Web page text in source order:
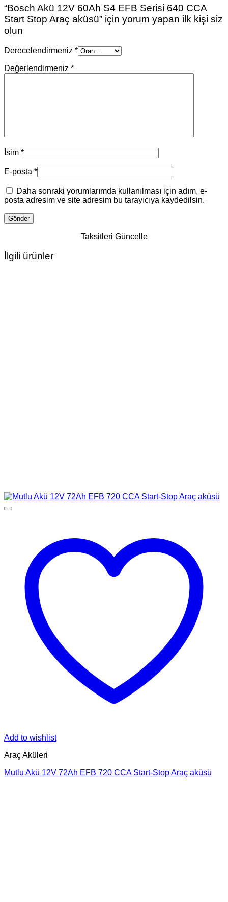
“Bosch Akü 12V 60Ah S4 EFB Serisi 640 CCA
Start Stop Araç aküsü” için yorum yapan ilk kişi siz
olun
Derecelendirmeniz *
Değerlendirmeniz *
İsim *
E-posta *
Daha sonraki yorumlarımda kullanılması için adım, e-
posta adresim ve site adresim bu tarayıcıya kaydedilsin.
Taksitleri Güncelle
İlgili ürünler
Add to wishlist
Araç Aküleri
Mutlu Akü 12V 72Ah EFB 720 CCA Start-Stop Araç aküsü